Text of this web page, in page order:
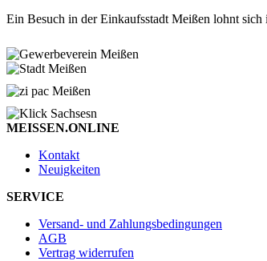
Ein Besuch in der Einkaufsstadt Meißen lohnt sich
MEISSEN.ONLINE
Kontakt
Neuigkeiten
SERVICE
Versand- und Zahlungsbedingungen
AGB
Vertrag widerrufen